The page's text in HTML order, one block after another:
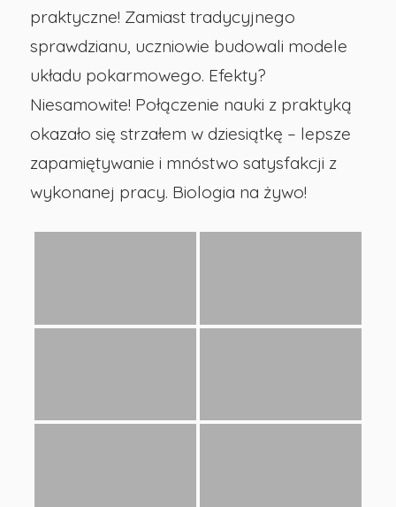
praktyczne! Zamiast tradycyjnego
sprawdzianu, uczniowie budowali modele
układu pokarmowego. Efekty?
Niesamowite! Połączenie nauki z praktyką
okazało się strzałem w dziesiątkę – lepsze
zapamiętywanie i mnóstwo satysfakcji z
wykonanej pracy. Biologia na żywo!